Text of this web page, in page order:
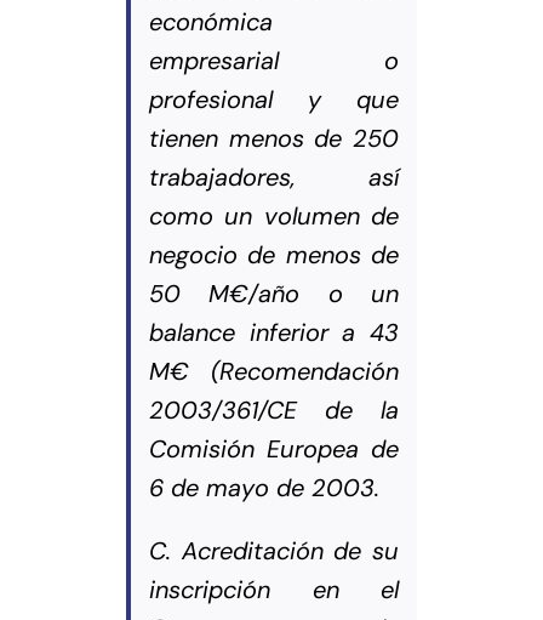
económica
empresarial o
profesional y que
tienen menos de 250
trabajadores, así
como un volumen de
negocio de menos de
50 M€/año o un
balance inferior a 43
M€ (Recomendación
2003/361/CE de la
Comisión Europea de
6 de mayo de 2003.
C. Acreditación de su
inscripción en el